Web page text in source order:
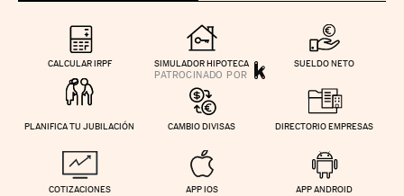
CALCULAR IRPF SIMULADOR HIPOTECA SUELDO NETO
PLANIFICA TU JUBILACIÓN CAMBIO DIVISAS DIRECTORIO EMPRESAS
COTIZACIONES APP IOS APP ANDROID